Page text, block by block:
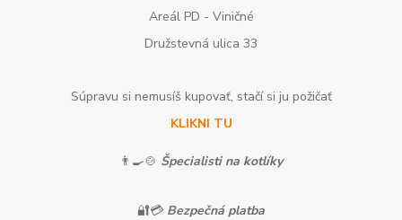
Areál PD - Viničné
Družstevná ulica 33
Súpravu si nemusíš kupovať, stačí si ju požičať
KLIKNI TU
👨‍🍳🍲 Špecialisti na kotlíky
🔐💳 Bezpečná platba